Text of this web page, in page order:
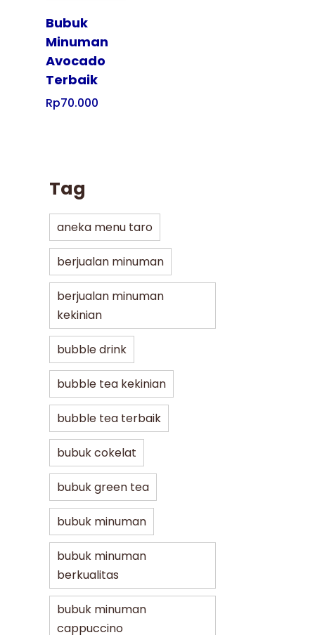
Bubuk
Minuman
Avocado
Terbaik
Rp70.000
Tag
aneka menu taro
berjualan minuman
berjualan minuman
kekinian
bubble drink
bubble tea kekinian
bubble tea terbaik
bubuk cokelat
bubuk green tea
bubuk minuman
bubuk minuman
berkualitas
bubuk minuman
cappuccino